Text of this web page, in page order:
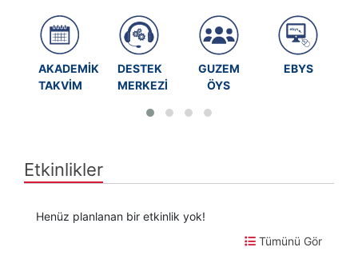
AKADEMİK
TAKVİM
DESTEK
MERKEZİ
GUZEM
ÖYS
EBYS
Etkinlikler
Henüz planlanan bir etkinlik yok!
Tümünü Gör